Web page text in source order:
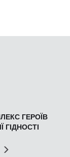
ГЕРОЇВ
ГІДНОСТІ
Попер